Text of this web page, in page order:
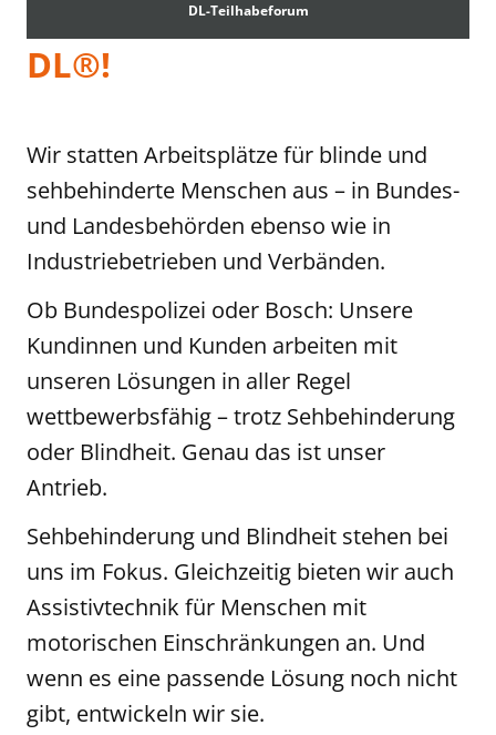
DL-Teilhabeforum
Herzlich willkommen bei
DL®!
Wir statten Arbeitsplätze für blinde und
sehbehinderte Menschen aus – in Bundes-
und Landesbehörden ebenso wie in
Industriebetrieben und Verbänden.
Ob Bundespolizei oder Bosch: Unsere
Kundinnen und Kunden arbeiten mit
unseren Lösungen in aller Regel
wettbewerbsfähig – trotz Sehbehinderung
oder Blindheit. Genau das ist unser
Antrieb.
Sehbehinderung und Blindheit stehen bei
uns im Fokus. Gleichzeitig bieten wir auch
Assistivtechnik für Menschen mit
motorischen Einschränkungen an. Und
wenn es eine passende Lösung noch nicht
gibt, entwickeln wir sie.